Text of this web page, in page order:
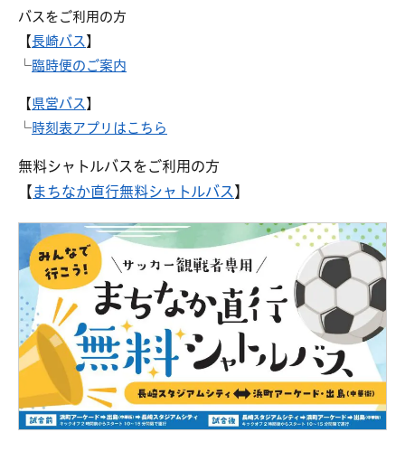
バスをご利用の方
【長崎バス 】
└臨時便のご案内
【 県営バス 】
└時刻表アプリはこちら
無料シャトルバスをご利用の方
【 まちなか直行無料シャトルバス 】